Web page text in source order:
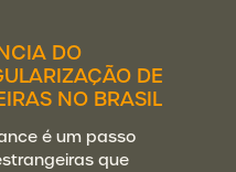
DO
DE
NO BRASIL
é um passo
que